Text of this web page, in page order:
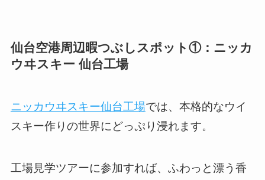
仙台空港周辺暇つぶしスポット①：ニッカ
ウヰスキー 仙台工場
ニッカウヰスキー仙台工場では、本格的なウイ
スキー作りの世界にどっぷり浸れます。
工場見学ツアーに参加すれば、ふわっと漂う香